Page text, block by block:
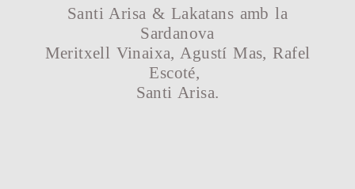
Santi Arisa & Lakatans amb la
Sardanova
Meritxell Vinaixa, Agustí Mas, Rafel
Escoté,
Santi Arisa.